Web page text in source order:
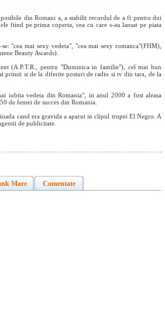
din Romani a, a stabilit recordul de a fi pentru doi
fiind pe prima coperta, cea cu care s-au lansat pe piata
"cea mai sexy vedeta", "cea mai sexy romanca"(FHM),
Beauty Awards).
(A.P.T.R., pentru "Duminica in familie"), cel mai bun
primit si de la diferite posturi de radio si tv din tara, de la
iubita vedeta din Romania", in anul 2000 a fost aleasa
de femei de succes din Romania.
cand era gravida a aparut in clipul trupei El Negro. A
de publicitate.
Mare Comentate